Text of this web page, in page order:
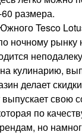
размера.
Tesco
ночному рынку
кулинарию,
делает
выпускает свою
по
но